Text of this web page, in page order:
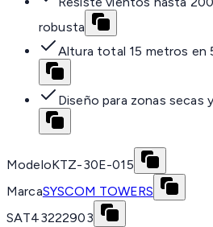
robusta
Altura total 15 metros en
Diseño para zonas secas
ModeloKTZ-30E-015
MarcaSYSCOM TOWERS
SAT43222903